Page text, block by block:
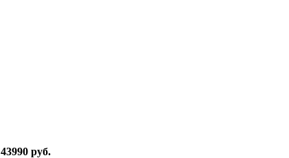
43990 руб.